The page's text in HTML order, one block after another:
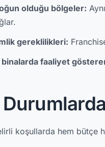
olduğu bölgeler:
gereklilikleri:
binalarda faaliyet
koşullarda hem bütçe